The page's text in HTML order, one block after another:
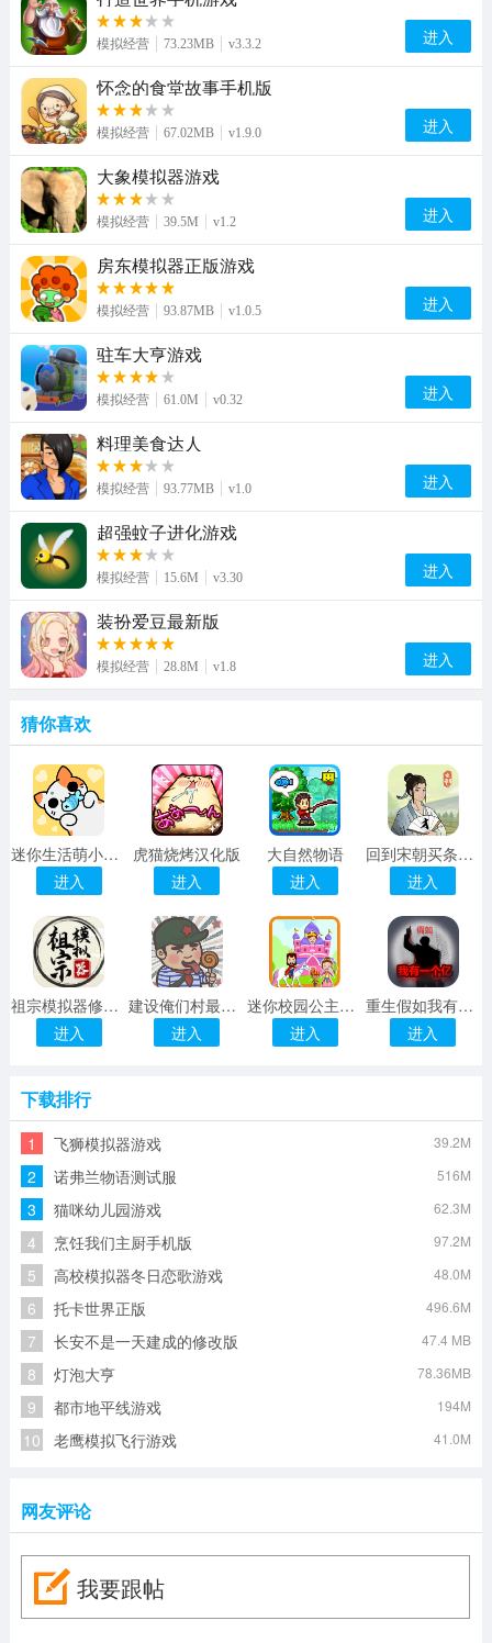
模拟经营 73.23MB v3.3.2 进入
怀念的食堂故事手机版
模拟经营 67.02MB v1.9.0 进入
大象模拟器游戏
模拟经营 39.5M v1.2 进入
房东模拟器正版游戏
模拟经营 93.87MB v1.0.5 进入
驻车大亨游戏
模拟经营 61.0M v0.32 进入
料理美食达人
模拟经营 93.77MB v1.0 进入
超强蚊子进化游戏
模拟经营 15.6M v3.30 进入
装扮爱豆最新版
模拟经营 28.8M v1.8 进入
猜你喜欢
迷你生活萌小猫游戏
进入
虎猫烧烤汉化版
进入
大自然物语
进入
回到宋朝买条街修改版
进入
祖宗模拟器修改版内置修改器
进入
建设俺们村最新版
进入
迷你校园公主城堡最新版
进入
重生假如我有一个亿游戏免费版
进入
下载排行
1 飞狮模拟器游戏 39.2M
2 诺弗兰物语测试服 516M
3 猫咪幼儿园游戏 62.3M
4 烹饪我们主厨手机版 97.2M
5 高校模拟器冬日恋歌游戏 48.0M
6 托卡世界正版 496.6M
7 长安不是一天建成的修改版 47.4 MB
8 灯泡大亨 78.36MB
9 都市地平线游戏 194M
10 老鹰模拟飞行游戏 41.0M
网友评论
我要跟帖